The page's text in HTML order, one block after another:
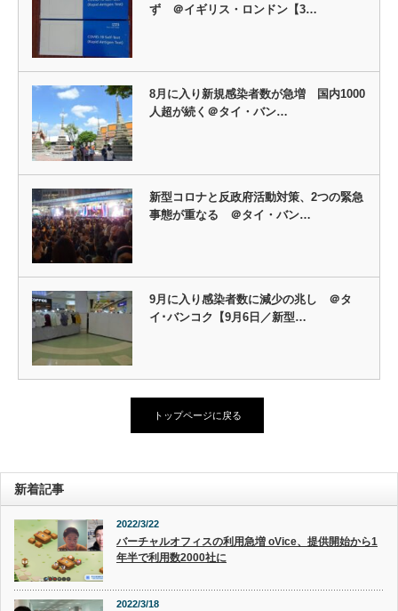
ず ＠イギリス・ロンドン【3…
8月に入り新規感染者数が急増 国内1000
人超が続く＠タイ・バン…
新型コロナと反政府活動対策、2つの緊急
事態が重なる ＠タイ・バン…
9月に入り感染者数に減少の兆し ＠タ
イ･バンコク【9月6日／新型…
トップページに戻る
新着記事
2022/3/22
バーチャルオフィスの利用急増 oVice、提供開始から1
年半で利用数2000社に
2022/3/18